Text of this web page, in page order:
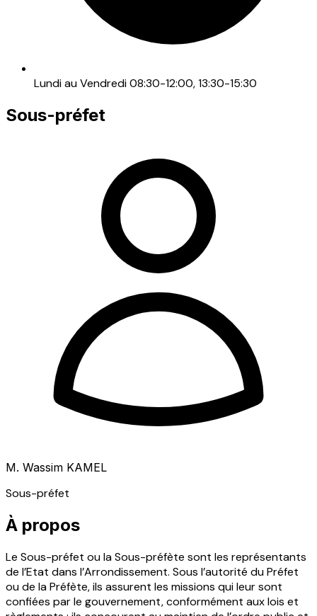
Lundi au Vendredi 08:30-12:00, 13:30-15:30
Sous-préfet
M. Wassim KAMEL
Sous-préfet
À propos
Le Sous-préfet ou la Sous-préfète sont les représentants
de l’Etat dans l’Arrondissement. Sous l’autorité du Préfet
ou de la Préfète, ils assurent les missions qui leur sont
confiées par le gouvernement, conformément aux lois et